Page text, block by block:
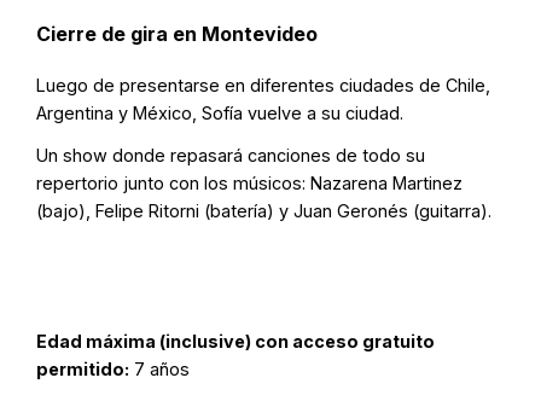
Cierre de gira en Montevideo
Luego de presentarse en diferentes ciudades de Chile,
Argentina y México, Sofía vuelve a su ciudad.
Un show donde repasará canciones de todo su
repertorio junto con los músicos: Nazarena Martinez
(bajo), Felipe Ritorni (batería) y Juan Geronés (guitarra).
Edad máxima (inclusive) con acceso gratuito
permitido: 7 años